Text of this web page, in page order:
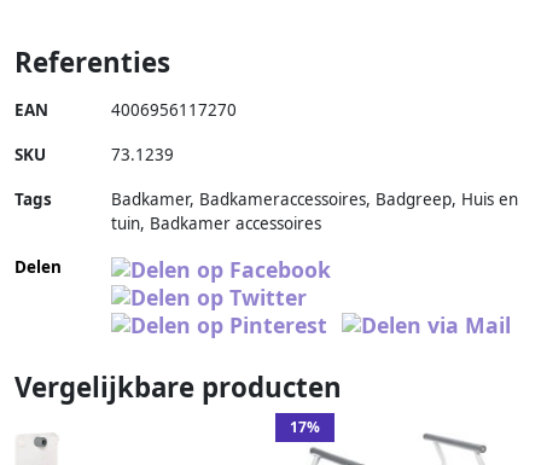
Referenties
EAN 4006956117270
SKU 73.1239
Tags
Badkamer, Badkameraccessoires, Badgreep, Huis en
tuin, Badkamer accessoires
Delen
Vergelijkbare producten
17%